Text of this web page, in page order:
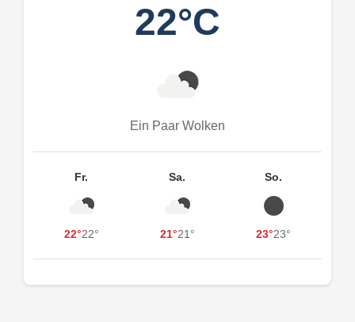
22°C
Ein Paar Wolken
Fr.
22°22°
Sa.
21°21°
So.
23°23°